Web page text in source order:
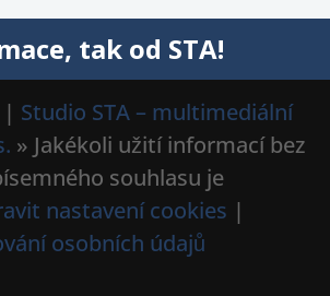
tak od STA!
Studio STA – multimediální
» Jakékoli užití informací bez
souhlasu je
nastavení cookies |
osobních údajů